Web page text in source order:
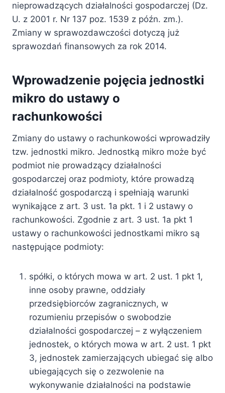
nieprowadzących działalności gospodarczej (Dz.
U. z 2001 r. Nr 137 poz. 1539 z późn. zm.).
Zmiany w sprawozdawczości dotyczą już
sprawozdań finansowych za rok 2014.
Wprowadzenie pojęcia jednostki
mikro do ustawy o
rachunkowości
Zmiany do ustawy o rachunkowości wprowadziły
tzw. jednostki mikro. Jednostką mikro może być
podmiot nie prowadzący działalności
gospodarczej oraz podmioty, które prowadzą
działalność gospodarczą i spełniają warunki
wynikające z art. 3 ust. 1a pkt. 1 i 2 ustawy o
rachunkowości. Zgodnie z art. 3 ust. 1a pkt 1
ustawy o rachunkowości jednostkami mikro są
następujące podmioty:
spółki, o których mowa w art. 2 ust. 1 pkt 1,
inne osoby prawne, oddziały
przedsiębiorców zagranicznych, w
rozumieniu przepisów o swobodzie
działalności gospodarczej – z wyłączeniem
jednostek, o których mowa w art. 2 ust. 1 pkt
3, jednostek zamierzających ubiegać się albo
ubiegających się o zezwolenie na
wykonywanie działalności na podstawie